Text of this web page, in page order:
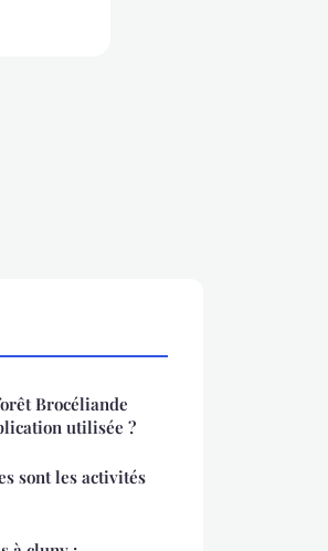
Brocéliande
utilisée ?
sont les activités